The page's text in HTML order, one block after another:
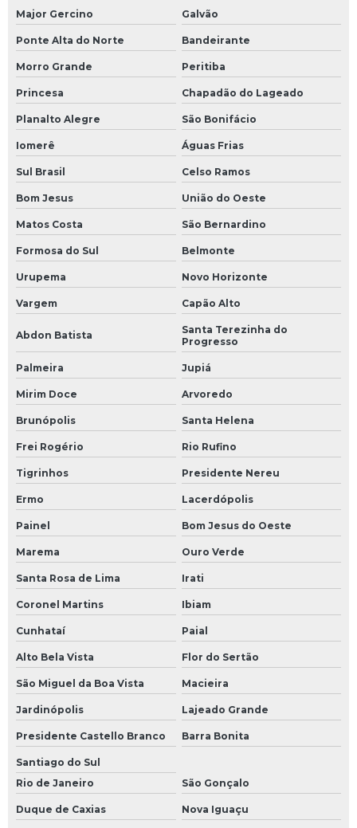
Major Gercino Galvão
Ponte Alta do Norte Bandeirante
Morro Grande Peritiba
Princesa Chapadão do Lageado
Planalto Alegre São Bonifácio
Iomerê Águas Frias
Sul Brasil Celso Ramos
Bom Jesus União do Oeste
Matos Costa São Bernardino
Formosa do Sul Belmonte
Urupema Novo Horizonte
Vargem Capão Alto
Abdon Batista
Santa Terezinha do
Progresso
Palmeira Jupiá
Mirim Doce Arvoredo
Brunópolis Santa Helena
Frei Rogério Rio Rufino
Tigrinhos Presidente Nereu
Ermo Lacerdópolis
Painel Bom Jesus do Oeste
Marema Ouro Verde
Santa Rosa de Lima Irati
Coronel Martins Ibiam
Cunhataí Paial
Alto Bela Vista Flor do Sertão
São Miguel da Boa Vista Macieira
Jardinópolis Lajeado Grande
Presidente Castello Branco Barra Bonita
Santiago do Sul
Rio de Janeiro
São Gonçalo
Duque de Caxias Nova Iguaçu